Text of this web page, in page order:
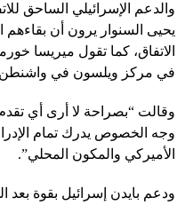
والدعم الإسرائيلي الساحق
يحيى السنوار يرون أن
الاتفاق، كما تقول ميريسا
في مركز ويلسون في
وقالت “بصراحة لا أرى أي
وجه الخصوص يدرك تمام
الأميركي والمكون المحلي”.